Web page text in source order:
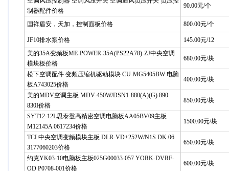
制器配件价格
90.00元/个
国祥盾安，天加，控制面板价格 800.00元/个
JF10排水泵价格
145.00元/12
美的35A变频板ME-POWER-35A(PS22A78)-ZJ中央空调
模块板价格
680.00元/块
松下空调配件 变频压缩机驱动模块 CU-MG5405BW 电脑
板A743025价格
400.00元/块
美的MDV空调主板 MDV-450W/DSN1-880(A)(G) 890
830I价格
850.00元/块
SYT12-12L思泰登高精密空调电脑板AA05BV09主板
M12145A 0617234价格
1500.00元/块
TCL中央空调变频模块主板 DLR-VD+252W/N1S.DK.06
3177060203价格
650.00元/块
约克YK03-10电脑板主板025G00033-057 YORK-DVRF-
OD P0708-001价格
600.00元/块